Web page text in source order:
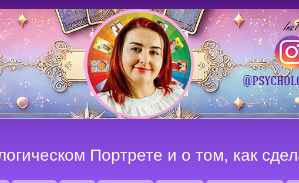
Перейти к
основному
содержанию
Портрете и о том, как